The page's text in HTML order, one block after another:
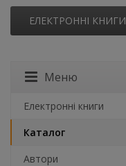
ЕЛЕКТРОННІ КНИГИ
Меню
Електронні книги
Каталог
Автори